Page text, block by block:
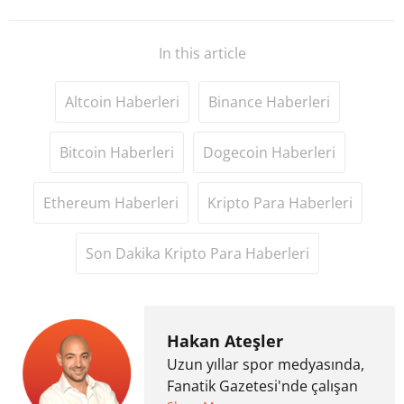
In this article
Altcoin Haberleri Binance Haberleri
Bitcoin Haberleri Dogecoin Haberleri
Ethereum Haberleri Kripto Para Haberleri
Son Dakika Kripto Para Haberleri
Hakan Ateşler
Uzun yıllar spor medyasında,
Fanatik Gazetesi'nde çalışan